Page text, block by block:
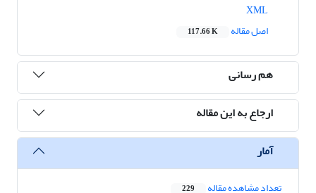
اصل مقاله
117.66 K
هم رسانی
ارجاع به این مقاله
آمار
تعداد مشاهده مقاله 229